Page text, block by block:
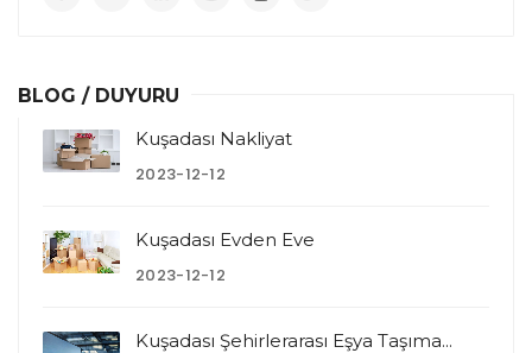
BLOG / DUYURU
Kuşadası Nakliyat
2023-12-12
Kuşadası Evden Eve
2023-12-12
Kuşadası Şehirlerarası Eşya Taşıma...